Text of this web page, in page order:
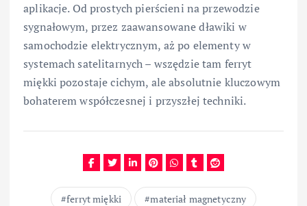
aplikacje. Od prostych pierścieni na przewodzie
sygnałowym, przez zaawansowane dławiki w
samochodzie elektrycznym, aż po elementy w
systemach satelitarnych – wszędzie tam ferryt
miękki pozostaje cichym, ale absolutnie kluczowym
bohaterem współczesnej i przyszłej techniki.
ferryt miękki
materiał magnetyczny